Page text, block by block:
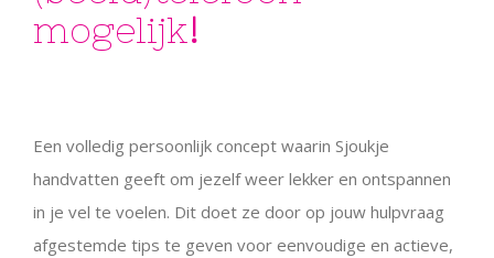
mogelijk!
Een volledig persoonlijk concept waarin Sjoukje
handvatten geeft om jezelf weer lekker en ontspannen
in je vel te voelen. Dit doet ze door op jouw hulpvraag
afgestemde tips te geven voor eenvoudige en actieve,